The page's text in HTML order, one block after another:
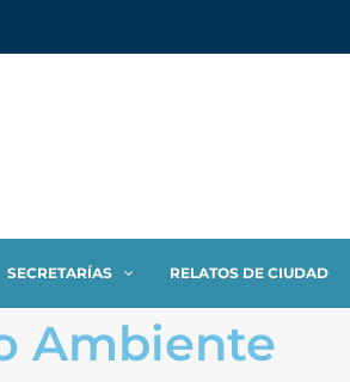
SECRETARÍAS RELATOS DE CIUDAD
Ambiente